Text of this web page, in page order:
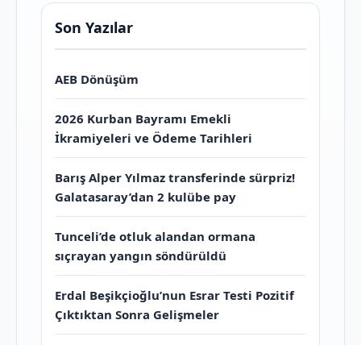
Son Yazılar
AEB Dönüşüm
2026 Kurban Bayramı Emekli
İkramiyeleri ve Ödeme Tarihleri
Barış Alper Yılmaz transferinde sürpriz!
Galatasaray’dan 2 kulübe pay
Tunceli’de otluk alandan ormana
sıçrayan yangın söndürüldü
Erdal Beşikçioğlu’nun Esrar Testi Pozitif
Çıktıktan Sonra Gelişmeler